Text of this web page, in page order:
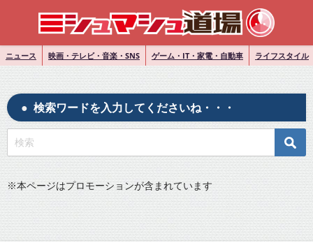
ニュース 映画・テレビ・音楽・SNS ゲーム・IT・家電・自動車 ライフスタイル
検索ワードを入力してくださいね・・・
※本ページはプロモーションが含まれています